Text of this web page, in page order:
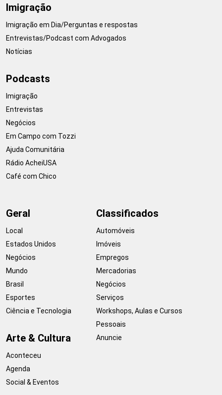
Imigração
Imigração em Dia/Perguntas e respostas
Entrevistas/Podcast com Advogados
Notícias
Podcasts
Imigração
Entrevistas
Negócios
Em Campo com Tozzi
Ajuda Comunitária
Rádio AcheiUSA
Café com Chico
Geral
Local
Estados Unidos
Negócios
Mundo
Brasil
Esportes
Ciência e Tecnologia
Arte & Cultura
Aconteceu
Agenda
Social & Eventos
Classificados
Automóveis
Imóveis
Empregos
Mercadorias
Negócios
Serviços
Workshops, Aulas e Cursos
Pessoais
Anuncie